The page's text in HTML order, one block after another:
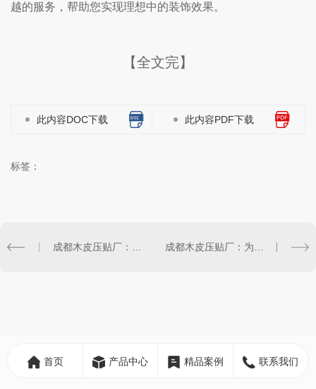
越的服务，帮助您实现理想中的装饰效果。
【全文完】
此内容DOC下载 此内容PDF下载
标签：
首页 产品中心 精品案例 联系我们